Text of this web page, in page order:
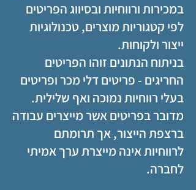
במכירות ורווחיות ובסיווג הפריטים
לפי קטגוריות מוצרים, טכנולוגיות
ייצור ולקוחות.
בניתוח הנתונים זוהו הפריטים
החריגים - פריטים דלי מכר ופריטים
בעלי רווחיות נמוכה ואף שלילית.
מדובר בפריטים אשר מייצרים עבודה
ברצפת הייצור, אך תרומתם
לרווחיות אינה מייצרת ערך אמיתי
לחברה.